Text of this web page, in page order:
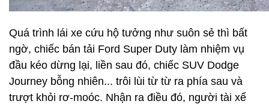
Quá trình lái xe cứu hộ tưởng như suôn sẻ thì bất
ngờ, chiếc bán tải Ford Super Duty làm nhiệm vụ
đầu kéo dừng lại, liền sau đó, chiếc SUV Dodge
Journey bỗng nhiên... trôi lùi từ từ ra phía sau và
trượt khỏi rơ-moóc. Nhận ra điều đó, người tài xế